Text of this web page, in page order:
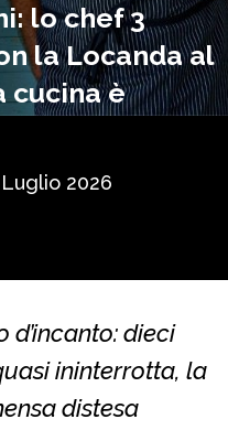
lo chef 3
la Locanda al
cucina è
2026
d’incanto: dieci
ininterrotta, la
distesa